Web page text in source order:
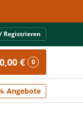
Registrieren
0,00 € 0
Angebote